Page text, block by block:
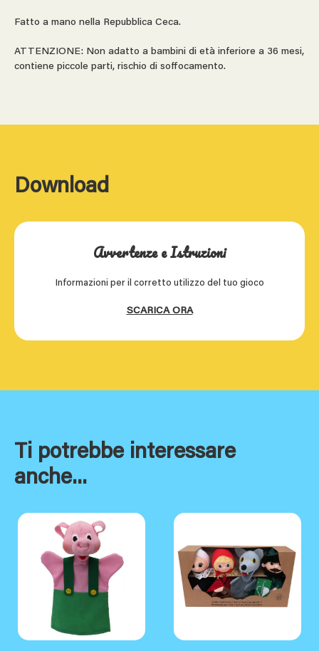
Fatto a mano nella Repubblica Ceca.
ATTENZIONE: Non adatto a bambini di età inferiore a 36 mesi,
contiene piccole parti, rischio di soffocamento.
Download
Avvertenze e Istruzioni
Informazioni per il corretto utilizzo del tuo gioco
SCARICA ORA
Ti potrebbe interessare
anche...